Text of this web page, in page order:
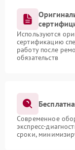
Используются
сертификацию
работу после
обязательств
Современное
экспресс-
сроки,